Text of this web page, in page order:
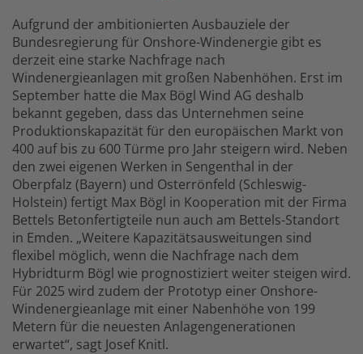
Aufgrund der ambitionierten Ausbauziele der
Bundesregierung für Onshore-Windenergie gibt es
derzeit eine starke Nachfrage nach
Windenergieanlagen mit großen Nabenhöhen. Erst im
September hatte die Max Bögl Wind AG deshalb
bekannt gegeben, dass das Unternehmen seine
Produktionskapazität für den europäischen Markt von
400 auf bis zu 600 Türme pro Jahr steigern wird. Neben
den zwei eigenen Werken in Sengenthal in der
Oberpfalz (Bayern) und Osterrönfeld (Schleswig-
Holstein) fertigt Max Bögl in Kooperation mit der Firma
Bettels Betonfertigteile nun auch am Bettels-Standort
in Emden. „Weitere Kapazitätsausweitungen sind
flexibel möglich, wenn die Nachfrage nach dem
Hybridturm Bögl wie prognostiziert weiter steigen wird.
Für 2025 wird zudem der Prototyp einer Onshore-
Windenergieanlage mit einer Nabenhöhe von 199
Metern für die neuesten Anlagengenerationen
erwartet“, sagt Josef Knitl.